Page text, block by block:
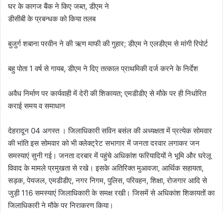
घर के कागज बैंक ने किए जब्त, डीएम ने
डीसीबी के प्रबन्धक को किया तलब
बुजुर्ग शबाना परवीन ने की ऋण माफी की गुहार; डीएम ने एलडीएम से मांगी रिपोर्ट
बहु पोता 1 वर्ष से गायब, डीएम ने दिए तत्काल प्राथमिकी दर्ज करने के निर्देश
अवैध निर्माण पर कार्यवाही में देरी की शिकायत; एमडीडीए से मौके पर ही निर्धारित
कराई समय व समाधान
देहरादून 04 अगस्त । जिलाधिकारी सविन बसंल की अध्यक्षता में प्रत्येक सोमवार
की भांति इस सोमवार को भी क्लेक्ट्रेट सभागार में जनता दरवार लगाकर जन
समस्याएं सुनी गई। जनता दरबार में पहुंचे अधिकांश फरियादियों ने भूमि और घरेलू
विवाद के मामले प्रमुखता से रखे। इसके अतिरिक्त मुआवजा, आर्थिक सहायता,
सड़क, पेयजल, एमडीडीए, नगर निगम, पुलिस, परिवहन, शिक्षा, रोजगार आदि से
जुड़ी 116 समस्याएं जिलाधिकारी के समक्ष रखी। जिसमें से अधिकांश शिकायतों का
जिलाधिकारी ने मौके पर निराकरण किया।